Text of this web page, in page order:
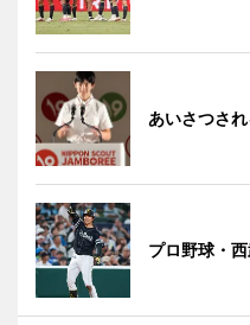
あいさつさ
プロ野球・